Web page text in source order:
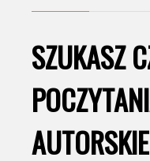
SZUKASZ